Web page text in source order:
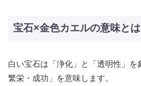
宝石×金色カエルの意味とは
白い宝石は「浄化」と「透明性」を
繁栄・成功」を意味します。